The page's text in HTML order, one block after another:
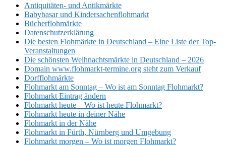
Antiquitäten- und Antikmärkte
Babybasar und Kindersachenflohmarkt
Bücherflohmärkte
Datenschutzerklärung
Die besten Flohmärkte in Deutschland – Eine Liste der Top-
Veranstaltungen
Die schönsten Weihnachtsmärkte in Deutschland – 2026
Domain www.flohmarkt-termine.org steht zum Verkauf
Dorfflohmärkte
Flohmarkt am Sonntag – Wo ist am Sonntag Flohmarkt?
Flohmarkt Eintrag ändern
Flohmarkt heute – Wo ist heute Flohmarkt?
Flohmarkt heute in deiner Nähe
Flohmarkt in der Nähe
Flohmarkt in Fürth, Nürnberg und Umgebung
Flohmarkt morgen – Wo ist morgen Flohmarkt?